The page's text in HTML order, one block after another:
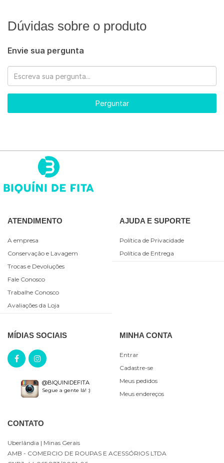
Dúvidas sobre o produto
Envie sua pergunta
Perguntar
ATENDIMENTO
A empresa
Conservação e Lavagem
Trocas e Devoluções
Fale Conosco
Trabalhe Conosco
Avaliações da Loja
AJUDA E SUPORTE
Política de Privacidade
Política de Entrega
MÍDIAS SOCIAIS
@BIQUINIDEFITA
Segue a gente lá! :)
MINHA CONTA
Entrar
Cadastre-se
Meus pedidos
Meus endereços
CONTATO
Uberlândia | Minas Gerais
AMB - COMERCIO DE ROUPAS E ACESSÓRIOS LTDA